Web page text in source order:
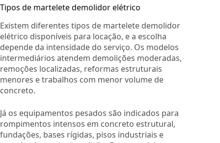
Tipos de martelete demolidor elétrico
Existem diferentes tipos de martelete demolidor
elétrico disponíveis para locação, e a escolha
depende da intensidade do serviço. Os modelos
intermediários atendem demolições moderadas,
remoções localizadas, reformas estruturais
menores e trabalhos com menor volume de
concreto.
Já os equipamentos pesados são indicados para
rompimentos intensos em concreto estrutural,
fundações, bases rígidas, pisos industriais e